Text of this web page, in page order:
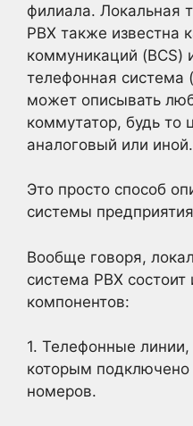
филиала. Локальная
PBX также известна
коммуникаций (BCS)
телефонная система
может описывать
коммутатор, будь то
аналоговый или иной.
Это просто способ
системы
Вообще говоря,
система PBX состоит
компонентов:
1. Телефонные
которым подключено
номеров.